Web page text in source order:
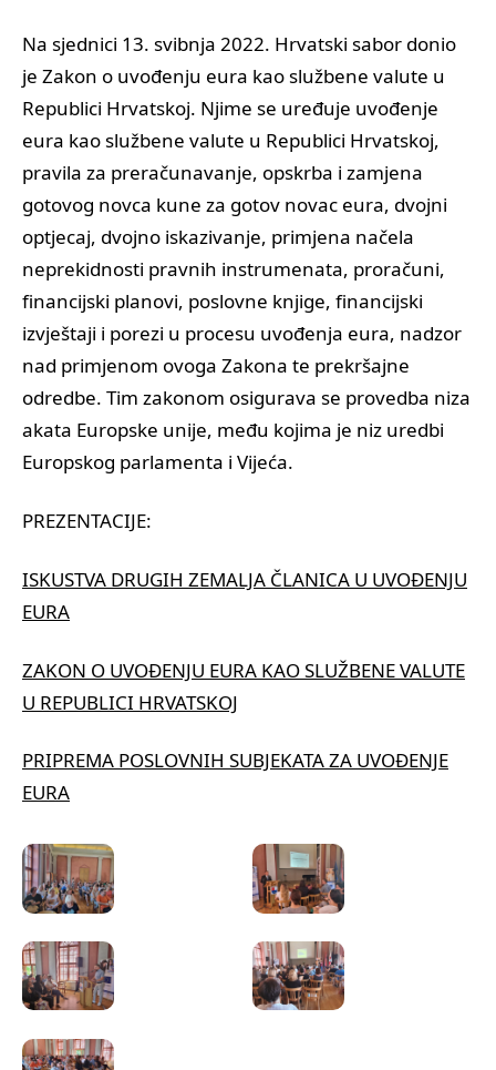
Na sjednici 13. svibnja 2022. Hrvatski sabor donio
je Zakon o uvođenju eura kao službene valute u
Republici Hrvatskoj. Njime se uređuje uvođenje
eura kao službene valute u Republici Hrvatskoj,
pravila za preračunavanje, opskrba i zamjena
gotovog novca kune za gotov novac eura, dvojni
optjecaj, dvojno iskazivanje, primjena načela
neprekidnosti pravnih instrumenata, proračuni,
financijski planovi, poslovne knjige, financijski
izvještaji i porezi u procesu uvođenja eura, nadzor
nad primjenom ovoga Zakona te prekršajne
odredbe. Tim zakonom osigurava se provedba niza
akata Europske unije, među kojima je niz uredbi
Europskog parlamenta i Vijeća.
PREZENTACIJE:
ISKUSTVA DRUGIH ZEMALJA ČLANICA U UVOĐENJU
EURA
ZAKON O UVOĐENJU EURA KAO SLUŽBENE VALUTE
U REPUBLICI HRVATSKOJ
PRIPREMA POSLOVNIH SUBJEKATA ZA UVOĐENJE
EURA